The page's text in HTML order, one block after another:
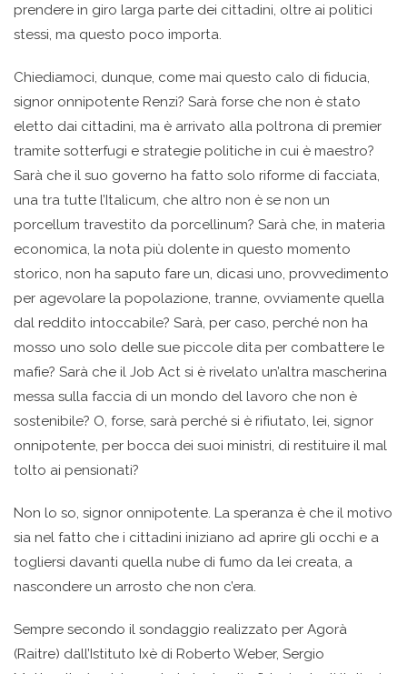
prendere in giro larga parte dei cittadini, oltre ai politici
stessi, ma questo poco importa.
Chiediamoci, dunque, come mai questo calo di fiducia,
signor onnipotente Renzi? Sarà forse che non è stato
eletto dai cittadini, ma è arrivato alla poltrona di premier
tramite sotterfugi e strategie politiche in cui è maestro?
Sarà che il suo governo ha fatto solo riforme di facciata,
una tra tutte l’Italicum, che altro non è se non un
porcellum travestito da porcellinum? Sarà che, in materia
economica, la nota più dolente in questo momento
storico, non ha saputo fare un, dicasi uno, provvedimento
per agevolare la popolazione, tranne, ovviamente quella
dal reddito intoccabile? Sarà, per caso, perché non ha
mosso uno solo delle sue piccole dita per combattere le
mafie? Sarà che il Job Act si è rivelato un’altra mascherina
messa sulla faccia di un mondo del lavoro che non è
sostenibile? O, forse, sarà perché si è rifiutato, lei, signor
onnipotente, per bocca dei suoi ministri, di restituire il mal
tolto ai pensionati?
Non lo so, signor onnipotente. La speranza è che il motivo
sia nel fatto che i cittadini iniziano ad aprire gli occhi e a
togliersi davanti quella nube di fumo da lei creata, a
nascondere un arrosto che non c’era.
Sempre secondo il sondaggio realizzato per Agorà
(Raitre) dall’Istituto Ixè di Roberto Weber, Sergio